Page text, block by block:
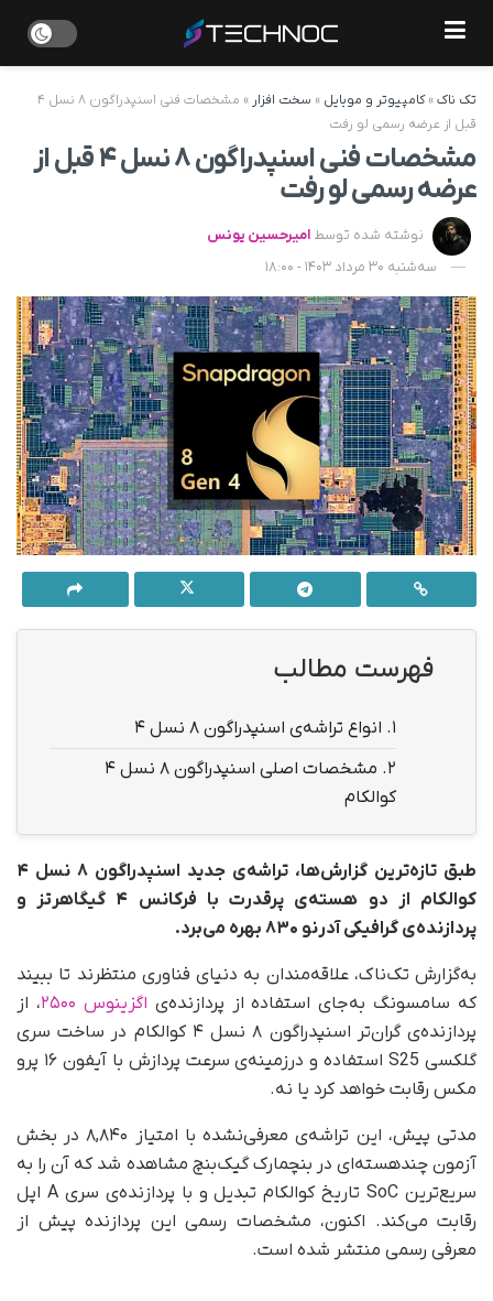
تک ناک»کامپیوتر و موبایل » سخت افزار »
مشخصات فنی اسنپدراگون ۸ نسل ۴
قبل از عرضه رسمی لو رفت
مشخصات فنی اسنپدراگون ۸ نسل ۴ قبل از
عرضه رسمی لو رفت
نوشته شده توسط امیرحسین یونس
سه‌شنبه 30 مرداد 1403 - 18:00
فهرست مطالب
1. انواع تراشه‌ی اسنپدراگون ۸ نسل ۴
2.
مشخصات اصلی اسنپدراگون ۸ نسل ۴
کوالکام
طبق تازه‌ترین گزارش‌ها، تراشه‌ی جدید اسنپدراگون ۸ نسل ۴
کوالکام از دو هسته‌ی پرقدرت با فرکانس ۴ گیگاهرتز و
پردازنده‌ی گرافیکی آدرنو ۸۳۰ بهره می‌برد.
به‌گزارش تک‌ناک، علاقه‌مندان به دنیای فناوری منتظرند تا ببیند
که سامسونگ به‌جای استفاده از پردازنده‌ی اگزینوس ۲۵۰۰
، از
پردازنده‌ی گران‌تر اسنپدراگون ۸ نسل ۴ کوالکام در ساخت سری
گلکسی S25 استفاده و در‌زمینه‌ی سرعت پردازش با آیفون ۱۶ پرو
مکس رقابت خواهد کرد یا نه.
مدتی پیش، این تراشه‌ی معرفی‌نشده با امتیاز ۸,۸۴۰ در بخش
آزمون چند‌هسته‌ای در بنچمارک گیک‌بنچ مشاهده شد که آن را به
سریع‌ترین SoC تاریخ کوالکام تبدیل و با پردازنده‌ی سری A اپل
رقابت می‌کند. اکنون، مشخصات رسمی این پردازنده پیش از
معرفی رسمی منتشر شده است.